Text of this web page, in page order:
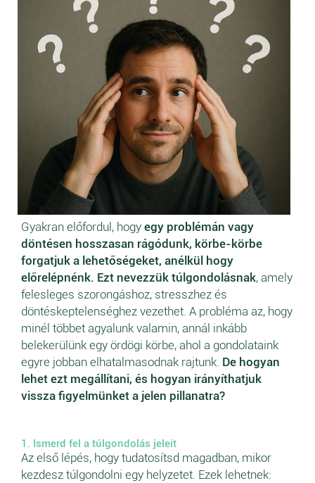
Gyakran előfordul, hogy egy problémán vagy
döntésen hosszasan rágódunk, körbe-körbe
forgatjuk a lehetőségeket, anélkül hogy
előrelépnénk. Ezt nevezzük túlgondolásnak, amely
felesleges szorongáshoz, stresszhez és
döntéskeptelenséghez vezethet. A probléma az, hogy
minél többet agyalunk valamin, annál inkább
belekerülünk egy ördögi körbe, ahol a gondolataink
egyre jobban elhatalmasodnak rajtunk. De hogyan
lehet ezt megállítani, és hogyan irányíthatjuk
vissza figyelmünket a jelen pillanatra?
1. Ismerd fel a túlgondolás jeleit
Az első lépés, hogy tudatosítsd magadban, mikor
kezdesz túlgondolni egy helyzetet. Ezek lehetnek: